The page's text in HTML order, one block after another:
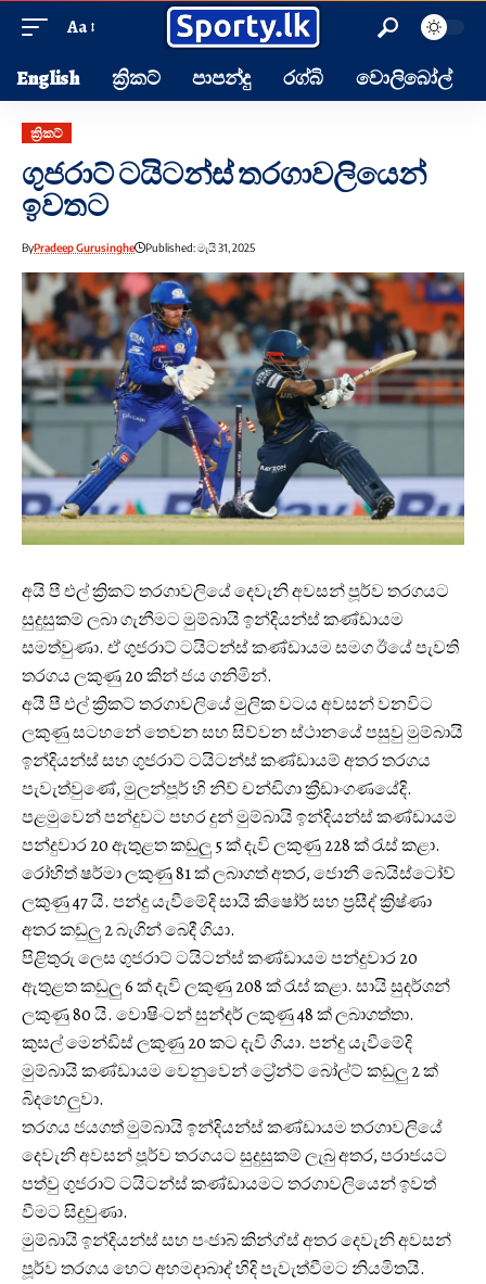
Aa
English ක්‍රිකට් පාපන්දු රග්බි වොලිබෝල්
ක්‍රිකට්
ගුජරාට් ටයිටන්ස් තරගාවලියෙන්
ඉවතට
ByPradeep Gurusinghe Published: මැයි 31, 2025
අයි පී එල් ක්‍රිකට් තරගාවලියේ දෙවැනි අවසන් පූර්ව තරගයට
සුදුසුකම් ලබා ගැනීමට මුම්බායි ඉන්දියන්ස් කණ්ඩායම
සමත්වුණා. ඒ ගුජරාට් ටයිටන්ස් කණ්ඩායම සමග ඊයේ පැවති
තරගය ලකුණු 20 කින් ජය ගනිමින්.
අයී පී එල් ක්‍රිකට් තරගාවලියේ මුලික වටය අවසන් වනවිට
ලකුණු සටහනේ තෙවන සහ සිව්වන ස්ථානයේ පසුවු මුම්බායි
ඉන්දියන්ස් සහ ගුජරාට් ටයිටන්ස් කණ්ඩායම් අතර තරගය
පැවැත්වුණේ, මුලන්පූර් හි නිව් චන්ඩිගා ක්‍රීඩාංගණයේදි.
පළමුවෙන් පන්දුවට පහර දුන් මුම්බායි ඉන්දියන්ස් කණ්ඩායම
පන්දුවාර 20 ඇතුළත කඩුලු 5 ක් දැවි ලකුණු 228 ක් රැස් කළා.
රෝහිත් ෂර්මා ලකුණු 81 ක් ලබාගත් අතර, ජොනී බෙයිස්ටෝව්
ලකුණු 47 යි. පන්දු යැවීමේදි සායි කිෂෝර් සහ ප්‍රසීද් ක්‍රිෂ්ණා
අතර කඩුලු ‍2 බැගින් බෙදී ගියා.
පිළිතුරු ලෙස ගුජරාට් ටයිටන්ස් කණ්ඩායම පන්දුවාර 20
ඇතුළත කඩුලු 6 ක් දැවි ලකුණු 208 ක් රැස් කළා. සායි සුදර්ශන්
ලකුණු 80 යි. වොෂිංටන් සුන්දර් ලකුණු 48 ක් ලබාගත්තා.
කුසල් මෙන්ඩිස් ලකුණු 20 කට දැවි ගියා. පන්දු යැවීමේදි
මුම්බායි කණ්ඩායම වෙනුවෙන් ට්‍රේන්ට් බෝල්ට් කඩුලු 2 ක්
බිදහෙලුවා.
තරගය ජයගත් මුම්බායි ඉන්දියන්ස් කණ්ඩායම තරගාවලියේ
දෙවැනි අවසන් පූර්ව තරගයට සුදුසුකම් ලැබු අතර, පරාජයට
පත්වු ගුජරාට් ටයිටන්ස් කණ්ඩායමට තරගාවලියෙන් ඉවත්
වීමට සිදුවුණා.
මුම්බායි ඉන්දියන්ස් සහ පංජාබ් කින්ග්ස් අතර දෙවැනි අවසන්
පූර්ව තරගය හෙට අහමදාබාද් හිදි පැවැත්වීමට නියමිතයි.